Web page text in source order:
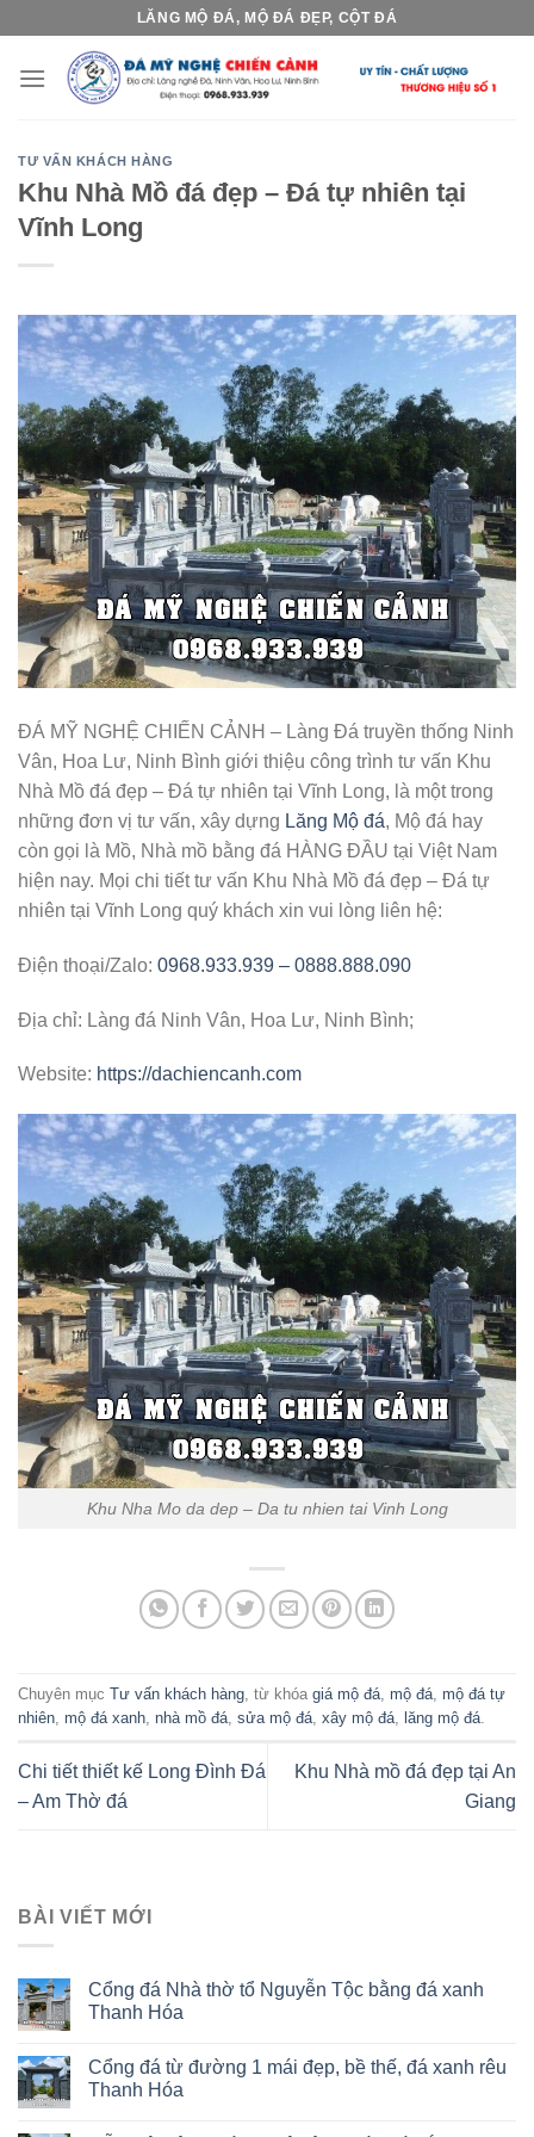
content
LĂNG MỘ ĐÁ, MỘ ĐÁ ĐẸP, CỘT ĐÁ
TƯ VẤN KHÁCH HÀNG
Khu Nhà Mồ đá đẹp – Đá tự nhiên tại
Vĩnh Long
ĐÁ MỸ NGHỆ CHIẾN CẢNH – Làng Đá truyền thống Ninh
Vân, Hoa Lư, Ninh Bình giới thiệu công trình tư vấn Khu
Nhà Mồ đá đẹp – Đá tự nhiên tại Vĩnh Long, là một trong
những đơn vị tư vấn, xây dựng Lăng Mộ đá, Mộ đá hay
còn gọi là Mồ, Nhà mồ bằng đá HÀNG ĐẦU tại Việt Nam
hiện nay. Mọi chi tiết tư vấn Khu Nhà Mồ đá đẹp – Đá tự
nhiên tại Vĩnh Long quý khách xin vui lòng liên hệ:
Điện thoại/Zalo: 0968.933.939 – 0888.888.090
Địa chỉ: Làng đá Ninh Vân, Hoa Lư, Ninh Bình;
Website: https://dachiencanh.com
Khu Nha Mo da dep – Da tu nhien tai Vinh Long
Chuyên mục Tư vấn khách hàng , từ khóa giá mộ đá mộ đá mộ đá tự
nhiên mộ đá xanh nhà mồ đá sửa mộ đá xây mộ đá lăng mộ đá
Chi tiết thiết kế Long Đình Đá
– Am Thờ đá
Khu Nhà mồ đá đẹp tại An
Giang
BÀI VIẾT MỚI
Cổng đá Nhà thờ tổ Nguyễn Tộc bằng đá xanh
Thanh Hóa
Cổng đá từ đường 1 mái đẹp, bề thế, đá xanh rêu
Thanh Hóa